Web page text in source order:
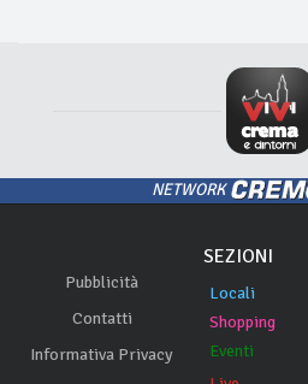
NETWORK
Pubblicità
Contatti
Informativa Privacy
SEZIONI
Locali
Shopping
Eventi